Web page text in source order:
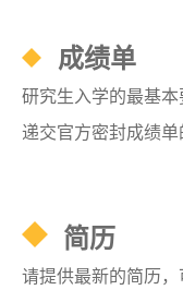
成绩单​
研究生入学的最基
递交官方密封成绩单
简历
请提供最新的简历